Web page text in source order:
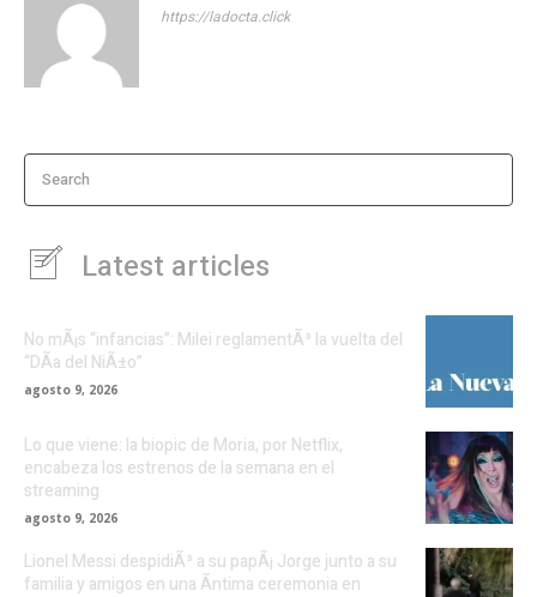
https://ladocta.click
Search
Latest articles
No mÃ¡s “infancias”: Milei reglamentÃ³ la vuelta del
“DÃ­a del NiÃ±o”
agosto 9, 2026
Lo que viene: la biopic de Moria, por Netflix,
encabeza los estrenos de la semana en el
streaming
agosto 9, 2026
Lionel Messi despidiÃ³ a su papÃ¡ Jorge junto a su
familia y amigos en una Ã­ntima ceremonia en